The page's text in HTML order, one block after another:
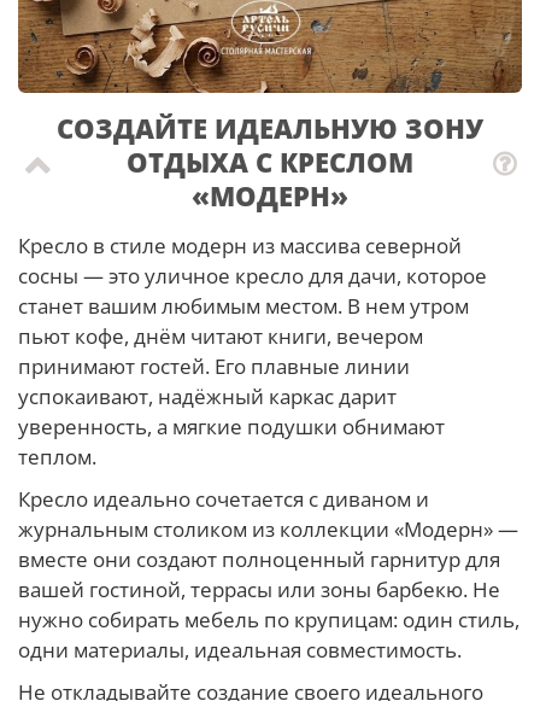
СОЗДАЙТЕ ИДЕАЛЬНУЮ ЗОНУ
ОТДЫХА С КРЕСЛОМ
«МОДЕРН»
Кресло в стиле модерн из массива северной
сосны — это уличное кресло для дачи, которое
станет вашим любимым местом. В нем утром
пьют кофе, днём читают книги, вечером
принимают гостей. Его плавные линии
успокаивают, надёжный каркас дарит
уверенность, а мягкие подушки обнимают
теплом.
Кресло идеально сочетается с диваном и
журнальным столиком из коллекции «Модерн» —
вместе они создают полноценный гарнитур для
вашей гостиной, террасы или зоны барбекю. Не
нужно собирать мебель по крупицам: один стиль,
одни материалы, идеальная совместимость.
Не откладывайте создание своего идеального